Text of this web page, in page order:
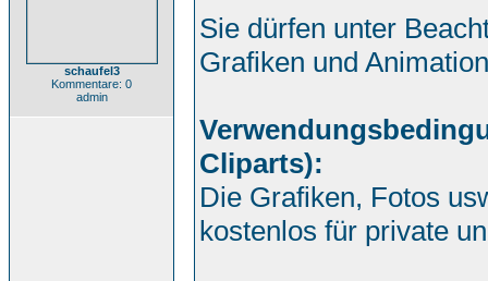
schaufel3
Kommentare: 0
admin
Sie dürfen unter
Grafiken und
Cliparts):
Die Grafiken, Fotos
kostenlos für private